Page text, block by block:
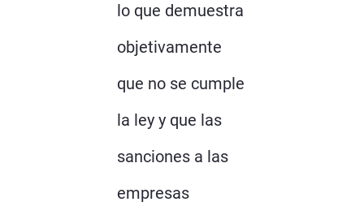
lo que demuestra
objetivamente
que no se cumple
la ley y que las
sanciones a las
empresas